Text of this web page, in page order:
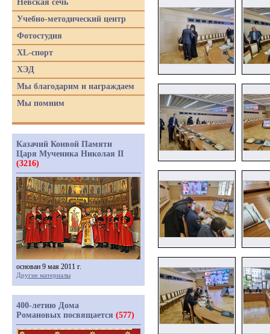
Невская сечь
Учебно-методический центр
Фотостудия
XL-спорт
ХЭД
Мы благодарим и награждаем
Мы помним
Казачий Конвой Памяти
Царя Мученика Николая II
(3216)
основан 9 мая 2011 г.
Другие материалы
400-летию Дома
Романовых посвящается (577)